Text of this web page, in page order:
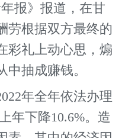
报》报道，在甘
劳根据双方最终的
彩礼上动心思，煽
抽成赚钱。
年全年依法办理
年下降10.6%。造